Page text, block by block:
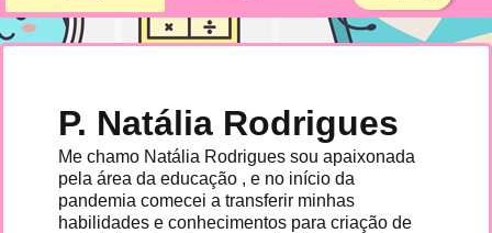
P. Natália Rodrigues
Me chamo Natália Rodrigues sou apaixonada
pela área da educação , e no início da
pandemia comecei a transferir minhas
habilidades e conhecimentos para criação de